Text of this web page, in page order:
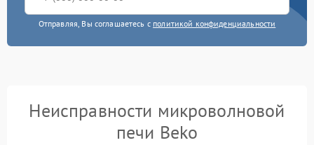
Отправляя, Вы соглашаетесь с политикой конфиденциальности
Неисправности микроволновой
печи Beko